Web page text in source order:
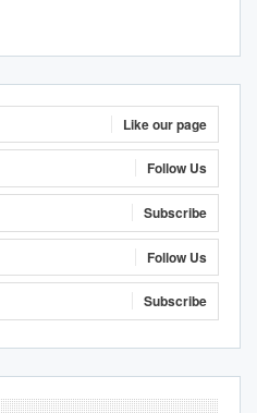
Like our page
Follow Us
Subscribe
Follow Us
Subscribe